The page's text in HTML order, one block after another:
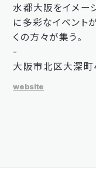
水都大阪をイメー
に多彩なイベント
くの方々が集う。
-
大阪市北区大深町
website